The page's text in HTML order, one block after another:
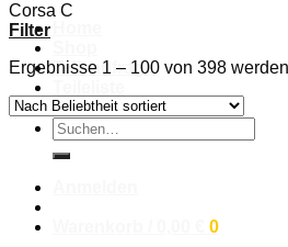
Teileanfrage
Suchen
nach:
0
Corsa C
Filter
Ergebnisse 1 – 100 von 398